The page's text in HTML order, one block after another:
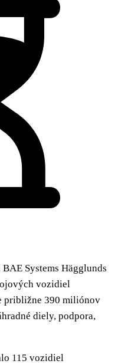
Systems Hägglunds
vozidiel
približne 390 miliónov
diely, podpora,
115 vozidiel